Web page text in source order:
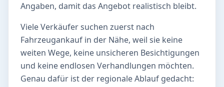
Angaben, damit das Angebot realistisch bleibt.
Viele Verkäufer suchen zuerst nach
Fahrzeugankauf in der Nähe, weil sie keine
weiten Wege, keine unsicheren Besichtigungen
und keine endlosen Verhandlungen möchten.
Genau dafür ist der regionale Ablauf gedacht: